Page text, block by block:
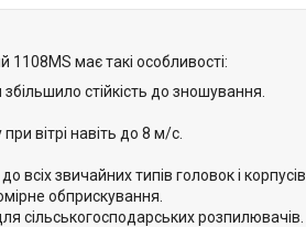
має такі особливості:
стійкість до зношування.
вітрі навіть до 8 м/с.
всіх звичайних типів головок і корпусів.
обприскування.
сільськогосподарських розпилювачів.